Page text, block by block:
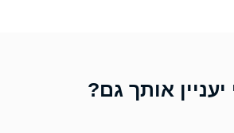
יעניין אותך גם?